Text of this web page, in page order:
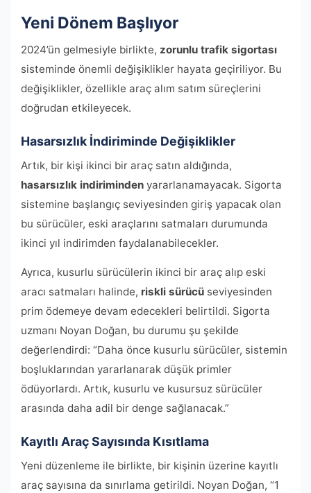
Yeni Dönem Başlıyor
2024’ün gelmesiyle birlikte, zorunlu trafik sigortası
sisteminde önemli değişiklikler hayata geçiriliyor. Bu
değişiklikler, özellikle araç alım satım süreçlerini
doğrudan etkileyecek.
Hasarsızlık İndiriminde Değişiklikler
Artık, bir kişi ikinci bir araç satın aldığında,
hasarsızlık indiriminden yararlanamayacak. Sigorta
sistemine başlangıç seviyesinden giriş yapacak olan
bu sürücüler, eski araçlarını satmaları durumunda
ikinci yıl indirimden faydalanabilecekler.
Ayrıca, kusurlu sürücülerin ikinci bir araç alıp eski
aracı satmaları halinde, riskli sürücü seviyesinden
prim ödemeye devam edecekleri belirtildi. Sigorta
uzmanı Noyan Doğan, bu durumu şu şekilde
değerlendirdi: “Daha önce kusurlu sürücüler, sistemin
boşluklarından yararlanarak düşük primler
ödüyorlardı. Artık, kusurlu ve kusursuz sürücüler
arasında daha adil bir denge sağlanacak.”
Kayıtlı Araç Sayısında Kısıtlama
Yeni düzenleme ile birlikte, bir kişinin üzerine kayıtlı
araç sayısına da sınırlama getirildi. Noyan Doğan, “1